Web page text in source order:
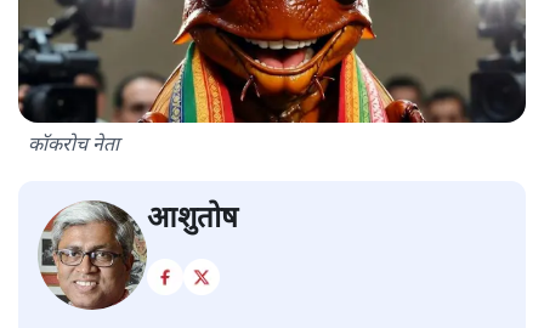
कॉकरोच नेता
आशुतोष